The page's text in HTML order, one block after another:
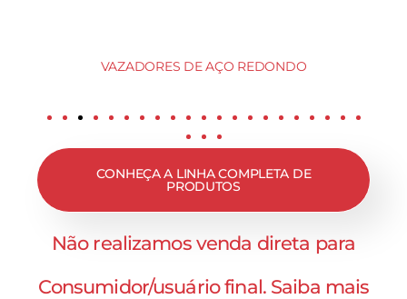
VAZADORES DE AÇO REDONDO
CONHEÇA A LINHA COMPLETA DE
PRODUTOS
Não realizamos venda direta para
Consumidor/usuário final. Saiba mais